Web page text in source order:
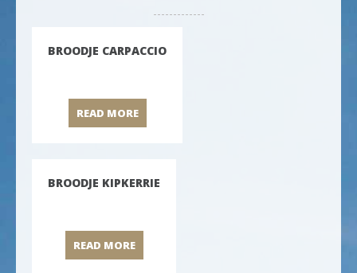
BROODJE CARPACCIO
READ MOREBROODJE CARPACCIO
BROODJE KIPKERRIE
READ MOREBROODJE KIPKERRIE